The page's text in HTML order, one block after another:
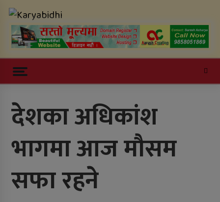
contentOnline News Portal
काठमाडौं उपत्यकाबाट बाहिरिने लामो
दूरीका सवारीसाधन बसपार्कमै रोकिए
काँक्रेविहारलाई विश्वस्तरीय पर्यटन केन्द्र
बनाउन सुझाव
सल्यानमा खोरेत रोग नियन्त्रणका लागि
देशका अधिकांश
भागमा आज मौसम
सफा रहने